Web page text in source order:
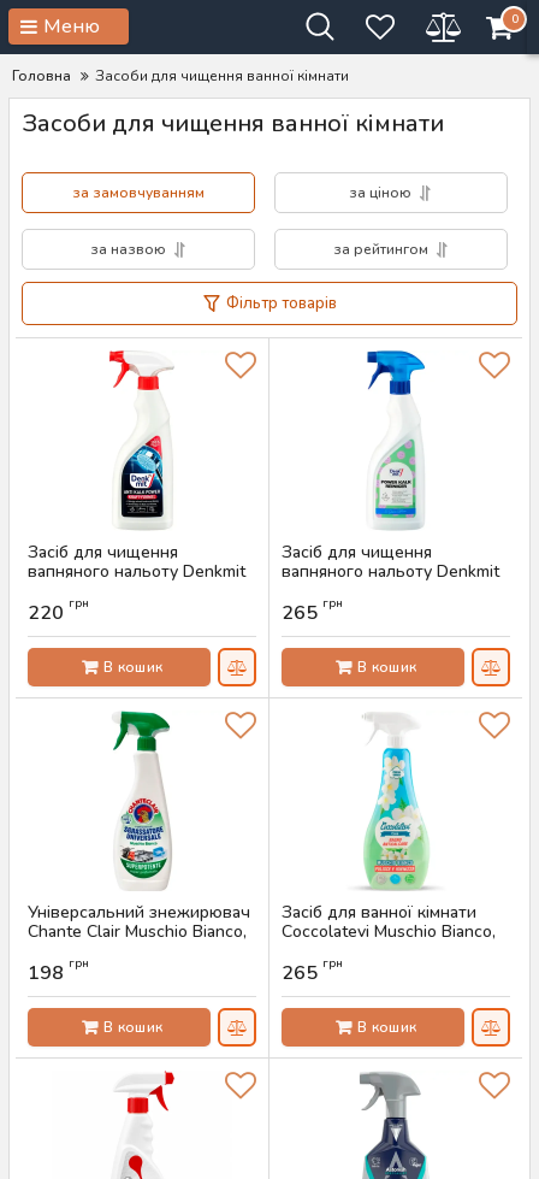
Меню 0
Головна Засоби для чищення ванної кімнати
Засоби для чищення ванної кімнати
за замовчуванням за ціною
за назвою за рейтингом
Фільтр товарів
Засіб для чищення
вапняного нальоту Denkmit
Артикул:
220 грн
В кошик
Засіб для чищення
вапняного нальоту Denkmit
Артикул:
265 грн
В кошик
Універсальний знежирювач
Chante Сlair Muschio Bianco,
Артикул:
198 грн
В кошик
Засіб для ванної кімнати
Coccolatevi Muschio Bianco,
Артикул:
265 грн
В кошик